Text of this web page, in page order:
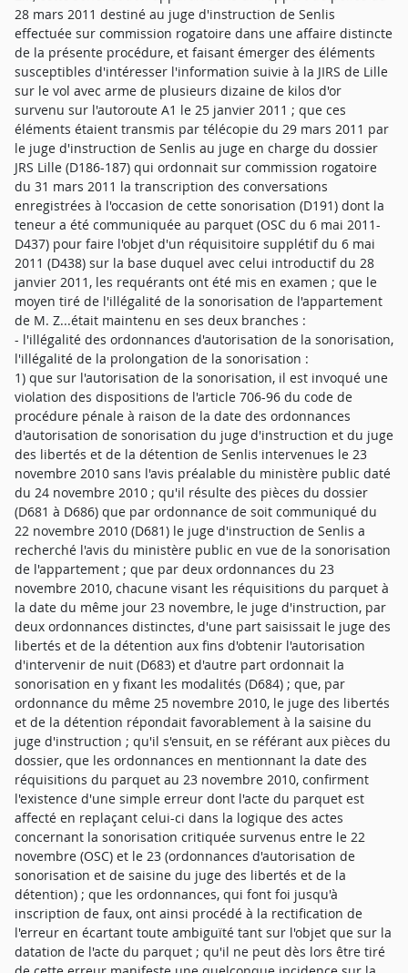
28 mars 2011 destiné au juge d'instruction de Senlis
effectuée sur commission rogatoire dans une affaire distincte
de la présente procédure, et faisant émerger des éléments
susceptibles d'intéresser l'information suivie à la JIRS de Lille
sur le vol avec arme de plusieurs dizaine de kilos d'or
survenu sur l'autoroute A1 le 25 janvier 2011 ; que ces
éléments étaient transmis par télécopie du 29 mars 2011 par
le juge d'instruction de Senlis au juge en charge du dossier
JRS Lille (D186-187) qui ordonnait sur commission rogatoire
du 31 mars 2011 la transcription des conversations
enregistrées à l'occasion de cette sonorisation (D191) dont la
teneur a été communiquée au parquet (OSC du 6 mai 2011-
D437) pour faire l'objet d'un réquisitoire supplétif du 6 mai
2011 (D438) sur la base duquel avec celui introductif du 28
janvier 2011, les requérants ont été mis en examen ; que le
moyen tiré de l'illégalité de la sonorisation de l'appartement
de M. Z...était maintenu en ses deux branches :
- l'illégalité des ordonnances d'autorisation de la sonorisation,
l'illégalité de la prolongation de la sonorisation :
1) que sur l'autorisation de la sonorisation, il est invoqué une
violation des dispositions de l'article 706-96 du code de
procédure pénale à raison de la date des ordonnances
d'autorisation de sonorisation du juge d'instruction et du juge
des libertés et de la détention de Senlis intervenues le 23
novembre 2010 sans l'avis préalable du ministère public daté
du 24 novembre 2010 ; qu'il résulte des pièces du dossier
(D681 à D686) que par ordonnance de soit communiqué du
22 novembre 2010 (D681) le juge d'instruction de Senlis a
recherché l'avis du ministère public en vue de la sonorisation
de l'appartement ; que par deux ordonnances du 23
novembre 2010, chacune visant les réquisitions du parquet à
la date du même jour 23 novembre, le juge d'instruction, par
deux ordonnances distinctes, d'une part saisissait le juge des
libertés et de la détention aux fins d'obtenir l'autorisation
d'intervenir de nuit (D683) et d'autre part ordonnait la
sonorisation en y fixant les modalités (D684) ; que, par
ordonnance du même 25 novembre 2010, le juge des libertés
et de la détention répondait favorablement à la saisine du
juge d'instruction ; qu'il s'ensuit, en se référant aux pièces du
dossier, que les ordonnances en mentionnant la date des
réquisitions du parquet au 23 novembre 2010, confirment
l'existence d'une simple erreur dont l'acte du parquet est
affecté en replaçant celui-ci dans la logique des actes
concernant la sonorisation critiquée survenus entre le 22
novembre (OSC) et le 23 (ordonnances d'autorisation de
sonorisation et de saisine du juge des libertés et de la
détention) ; que les ordonnances, qui font foi jusqu'à
inscription de faux, ont ainsi procédé à la rectification de
l'erreur en écartant toute ambiguïté tant sur l'objet que sur la
datation de l'acte du parquet ; qu'il ne peut dès lors être tiré